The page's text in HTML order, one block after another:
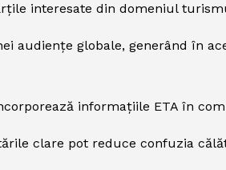
interesate din domeniul
audiențe globale, generând în
informațiile ETA în
clare pot reduce confuzia